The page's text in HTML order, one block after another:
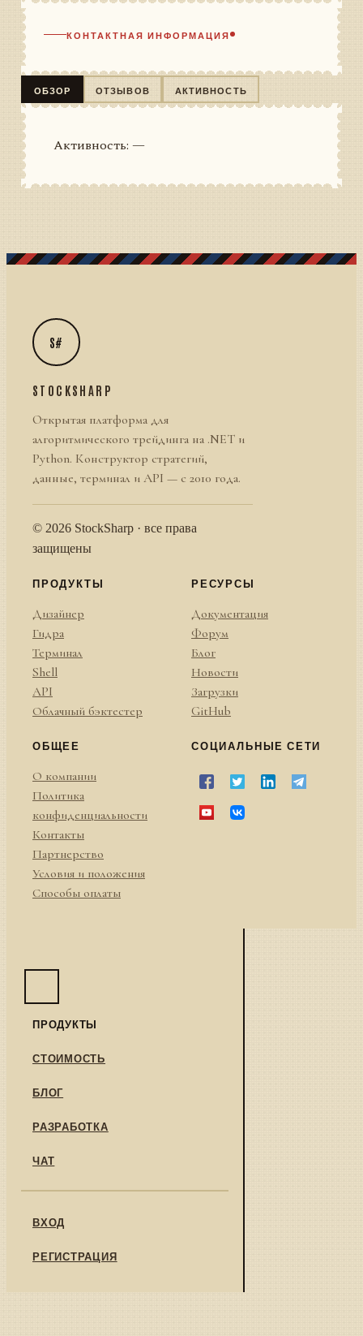
КОНТАКТНАЯ ИНФОРМАЦИЯ
ОБЗОР ОТЗЫВОВ АКТИВНОСТЬ
Активность: —
S#
STOCKSHARP
Открытая платформа для
алгоритмического трейдинга на .NET и
Python. Конструктор стратегий,
данные, терминал и API — с 2010 года.
© 2026 StockSharp · все права
защищены
ПРОДУКТЫ
Дизайнер
Гидра
Терминал
Shell
API
Облачный бэктестер
РЕСУРСЫ
Документация
Форум
Блог
Новости
Загрузки
GitHub
ОБЩЕЕ
О компании
Политика
конфиденциальности
Контакты
Партнерство
Условия и положения
Способы оплаты
СОЦИАЛЬНЫЕ СЕТИ
ПРОДУКТЫ
СТОИМОСТЬ
БЛОГ
РАЗРАБОТКА
ЧАТ
ВХОД
РЕГИСТРАЦИЯ